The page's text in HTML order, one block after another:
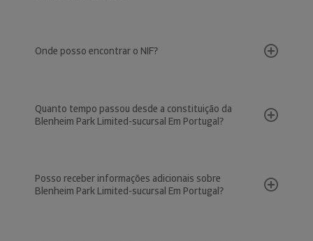
Onde posso encontrar o NIF?
Quanto tempo passou desde a constituição da
Blenheim Park Limited-sucursal Em Portugal?
Posso receber informações adicionais sobre
Blenheim Park Limited-sucursal Em Portugal?